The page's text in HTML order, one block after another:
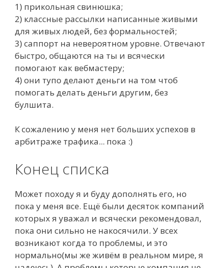
1) прикольная свинюшка;
2) классные рассылки написанные живыми
для живых людей, без формальностей;
3) саппорт на невероятном уровне. Отвечают
быстро, общаются на ты и всячески
помогают как вебмастеру;
4) они тупо делают деньги на том чтоб
помогать делать деньги другим, без
булшита.
К сожалению у меня нет больших успехов в
арбитраже трафика... пока :)
Конец списка
Может походу я и буду дополнять его, но
пока у меня все. Ещё были десяток компаний
которых я уважал и всячески рекомендовал,
пока они сильно не накосячили. У всех
возникают когда то проблемы, и это
нормально(мы же живём в реальном мире, я